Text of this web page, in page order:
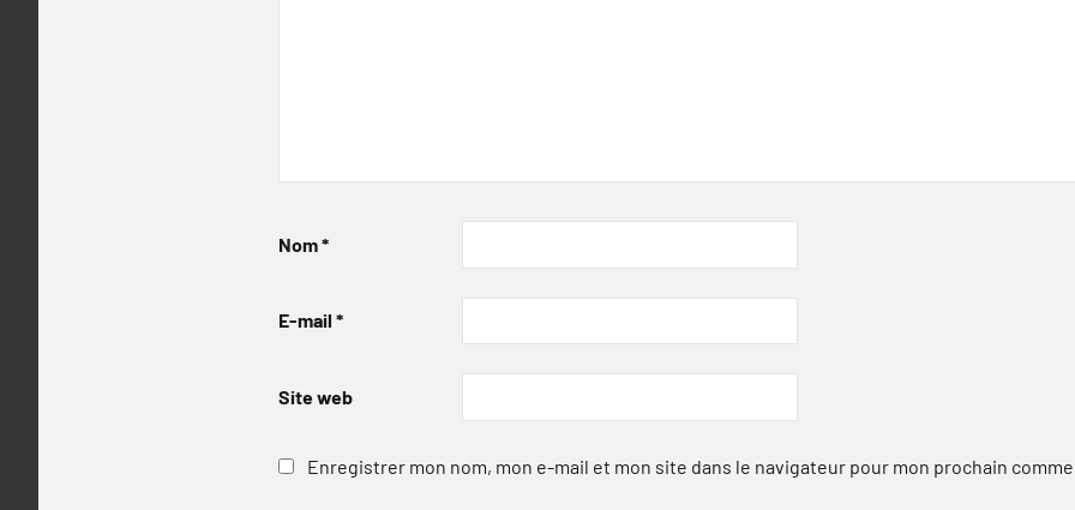
Nom*
E-mail *
Site web
Enregistrer mon nom, mon e-mail et mon site dans le navigateur pour mon prochain